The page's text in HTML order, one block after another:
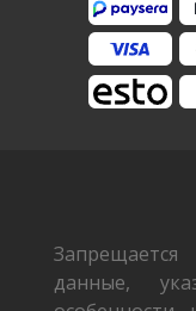
данные,